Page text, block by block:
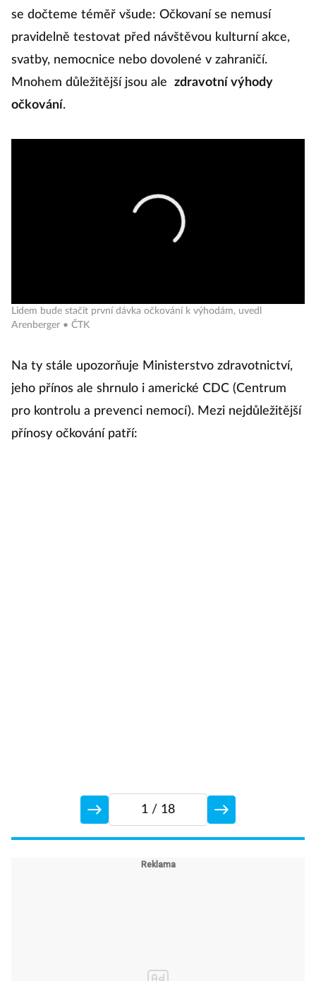
se dočteme téměř všude: Očkovaní se nemusí
pravidelně testovat před návštěvou kulturní akce,
svatby, nemocnice nebo dovolené v zahraničí.
Mnohem důležitější jsou ale
zdravotní výhody
očkování.
Lidem bude stačit první dávka očkování k výhodám, uvedl
Arenberger • ČTK
Na ty stále upozorňuje Ministerstvo zdravotnictví,
jeho přínos ale shrnulo i americké CDC (Centrum
pro kontrolu a prevenci nemocí). Mezi nejdůležitější
přínosy očkování patří:
1 / 18